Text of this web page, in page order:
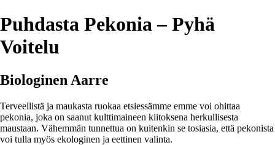
Puhdasta Pekonia – Pyhä
Voitelu
Biologinen Aarre
Terveellistä ja maukasta ruokaa etsiessämme emme voi ohittaa
pekonia, joka on saanut kulttimaineen kiitoksena herkullisesta
maustaan. Vähemmän tunnettua on kuitenkin se tosiasia, että pekonista
voi tulla myös ekologinen ja eettinen valinta.